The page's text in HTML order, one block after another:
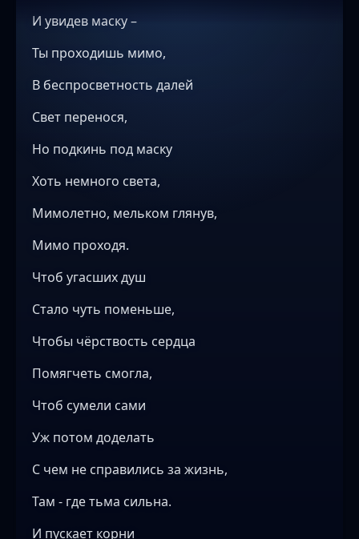
абразивный, латунь, клубные ритмы, старая страна,
синтезатор
И увидев маску –
Ты проходишь мимо,
В беспросветность далей
Свет перенося,
Но подкинь под маску
Хоть немного света,
Мимолетно, мельком глянув,
Мимо проходя.
Чтоб угасших душ
Стало чуть поменьше,
Чтобы чёрствость сердца
Помягчеть смогла,
Чтоб сумели сами
Уж потом доделать
С чем не справились за жизнь,
Там - где тьма сильна.
И пускает корни